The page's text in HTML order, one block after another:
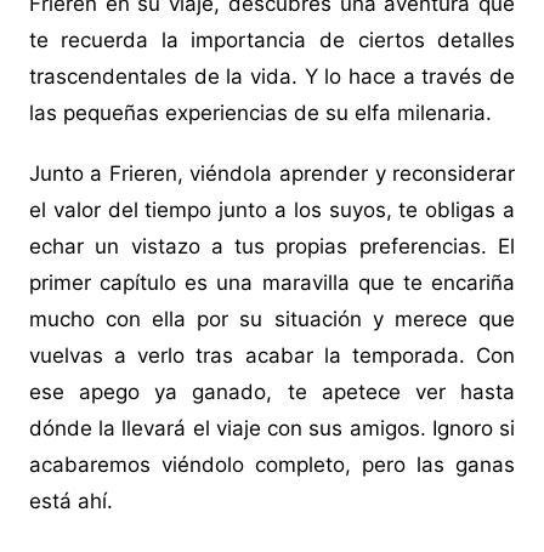
te recuerda la importancia de ciertos detalles
trascendentales de la vida. Y lo hace a través de
las pequeñas experiencias de su elfa milenaria.
Junto a Frieren, viéndola aprender y reconsiderar
el valor del tiempo junto a los suyos, te obligas a
echar un vistazo a tus propias preferencias. El
primer capítulo es una maravilla que te encariña
mucho con ella por su situación y merece que
vuelvas a verlo tras acabar la temporada. Con
ese apego ya ganado, te apetece ver hasta
dónde la llevará el viaje con sus amigos. Ignoro si
acabaremos viéndolo completo, pero las ganas
está ahí.